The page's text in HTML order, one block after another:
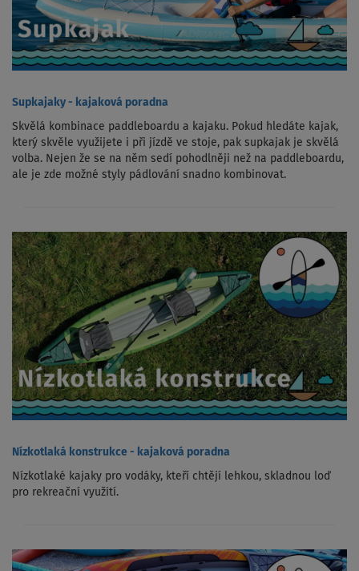
Supkajaky - kajaková poradna
Skvělá kombinace paddleboardu a kajaku. Pokud hledáte kajak,
který skvěle využijete i při jízdě ve stoje, pak supkajak je skvělá
volba. Nejen že se na něm sedí pohodlněji než na paddleboardu,
ale je zde možné styly pádlování snadno kombinovat.
Nízkotlaká konstrukce - kajaková poradna
Nízkotlaké kajaky pro vodáky, kteří chtějí lehkou, skladnou loď
pro rekreační využití.